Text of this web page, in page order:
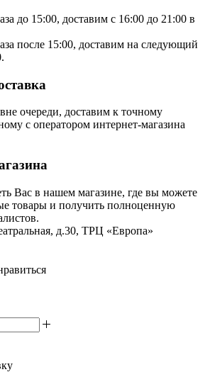
до 15:00, доставим с 16:00 до 21:00 в
после 15:00, доставим на следующий
очереди, доставим к точному
с оператором интернет-магазина
Вас в нашем магазине, где вы можете
товары и получить полноценную
д.30, ТРЦ «Европа»